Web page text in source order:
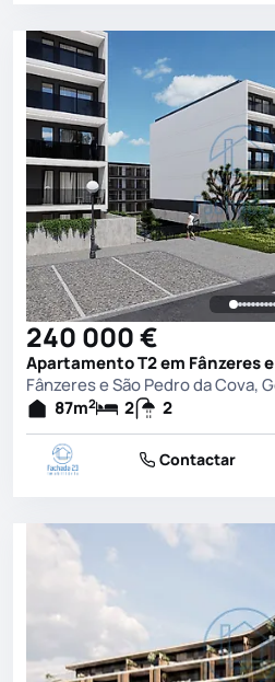
240 000 €
Fânzeres e São Pedro da Cova,
87m2 2 2
Contactar